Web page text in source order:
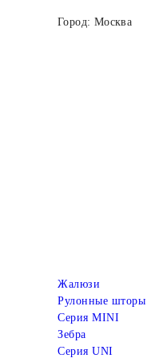
Город: Москва
Жалюзи
Рулонные шторы
Серия MINI
Зебра
Серия UNI